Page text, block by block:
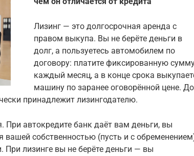
Лизинг — это долгосрочная аренда с
правом выкупа. Вы не берёте деньги в
долг, а пользуетесь автомобилем по
договору: платите фиксированную
каждый месяц, а в конце срока
машину по заранее оговорённой цене. До
принадлежит лизингодателю.
При автокредите банк даёт вам деньги, вы
вашей собственностью (пусть и с
При лизинге вы не берёте деньги — вы